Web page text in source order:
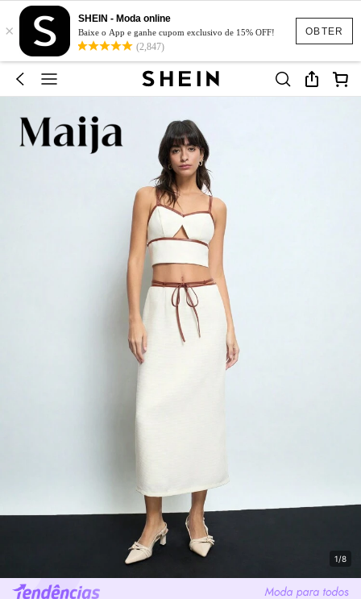
OBTER
×
SHEIN - Moda online
Baixe o App e ganhe cupom exclusivo de 15% OFF!
(2,847)
1/8